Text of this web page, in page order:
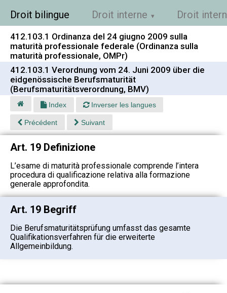
Droit bilingue Droit interne Droit
412.103.1 Ordinanza del 24 giugno 2009 sulla
maturità professionale federale (Ordinanza sulla
maturità professionale, OMPr)
412.103.1 Verordnung vom 24. Juni 2009 über die
eidgenössische Berufsmaturität
(Berufsmaturitätsverordnung, BMV)
Index Inverser les langues
Précédent Suivant
Art. 19 Definizione
L’esame di maturità professionale comprende l’intera
procedura di qualificazione relativa alla formazione
generale approfondita.
Art. 19 Begriff
Die Berufsmaturitätsprüfung umfasst das gesamte
Qualifikationsverfahren für die erweiterte
Allgemeinbildung.